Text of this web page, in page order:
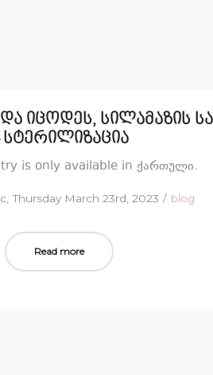
იცოდეს, სილამაზის
სტერილიზაცია
is only available in ქართული.
Posted
Thursday March 23rd, 2023
Posted
blog
Read more